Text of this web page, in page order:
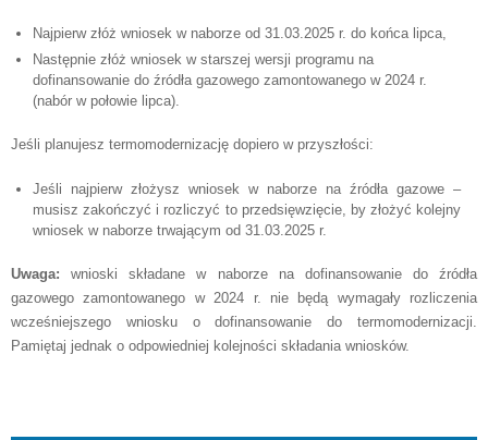
Najpierw złóż wniosek w naborze od 31.03.2025 r. do końca lipca,
Następnie złóż wniosek w starszej wersji programu na
dofinansowanie do źródła gazowego zamontowanego w 2024 r.
(nabór w połowie lipca).
Jeśli planujesz termomodernizację dopiero w przyszłości:
Jeśli najpierw złożysz wniosek w naborze na źródła gazowe –
musisz zakończyć i rozliczyć to przedsięwzięcie, by złożyć kolejny
wniosek w naborze trwającym od 31.03.2025 r.
Uwaga: wnioski składane w naborze na dofinansowanie do źródła
gazowego zamontowanego w 2024 r. nie będą wymagały rozliczenia
wcześniejszego wniosku o dofinansowanie do termomodernizacji.
Pamiętaj jednak o odpowiedniej kolejności składania wniosków.